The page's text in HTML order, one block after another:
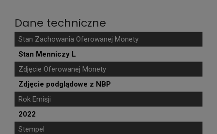
Dane techniczne
Stan Zachowania Oferowanej Monety
Stan Menniczy L
Zdjęcie Oferowanej Monety
Zdjęcie podglądowe z NBP
Rok Emisji
2022
Stempel